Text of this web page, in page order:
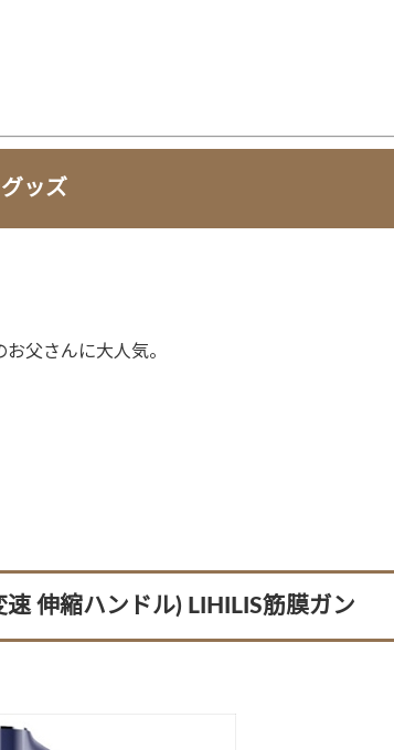
ッズ
父さんに大人気。
伸縮ハンドル) LIHILIS筋膜ガン